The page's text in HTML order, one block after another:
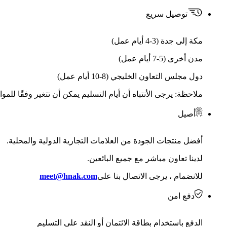
توصيل سريع
مكة إلى جدة (3-4 أيام عمل)
مدن أخرى (5-7 أيام عمل)
دول مجلس التعاون الخليجي (8-10 أيام عمل)
ملاحظة: يرجى الأنتباه أن أيام التسليم يمكن أن تتغير وفقًا
أصيل
أفضل منتجات الجودة من العلامات التجارية الدولية والمحلية.
لدينا تعاون مباشر مع جميع البائعين.
للانضمام ، يرجى الاتصال بنا علىmeet@hnak.com
دفع امن
الدفع باستخدام بطاقة الائتمان أو النقد على التسليم